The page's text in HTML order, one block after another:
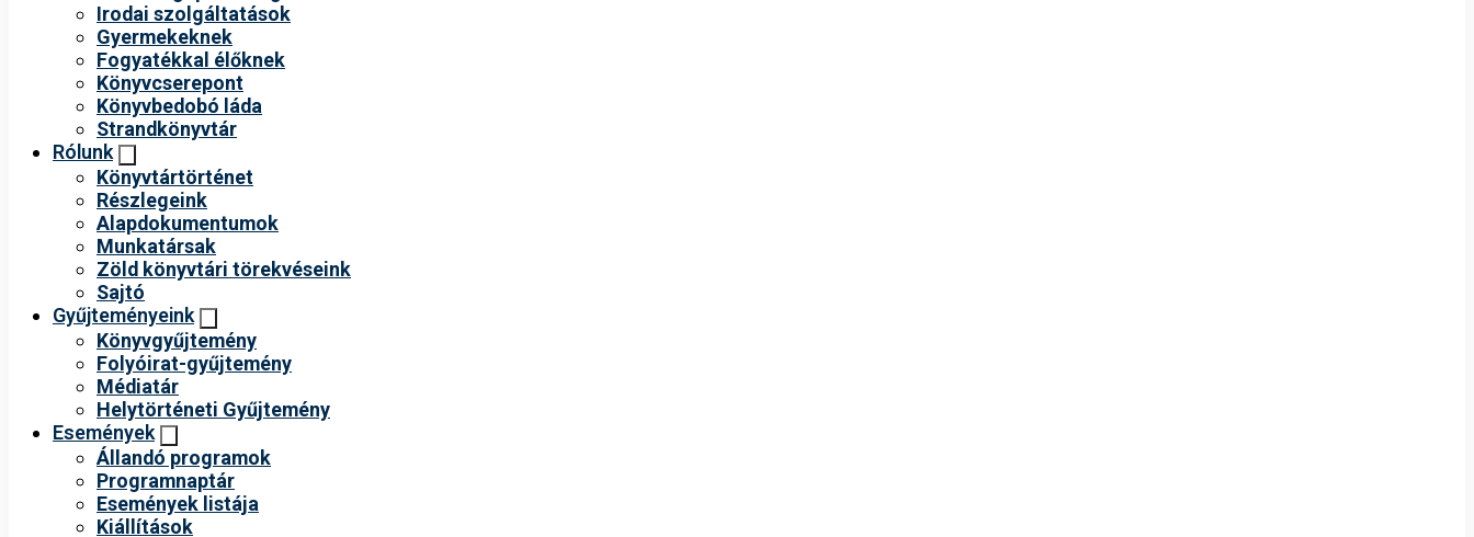
Irodai szolgáltatások
Gyermekeknek
Fogyatékkal élőknek
Könyvcserepont
Könyvbedobó láda
Strandkönyvtár
Rólunk
Könyvtártörténet
Részlegeink
Alapdokumentumok
Munkatársak
Zöld könyvtári törekvéseink
Sajtó
Gyűjteményeink
Könyvgyűjtemény
Folyóirat-gyűjtemény
Médiatár
Helytörténeti Gyűjtemény
Események
Állandó programok
Programnaptár
Események listája
Kiállítások